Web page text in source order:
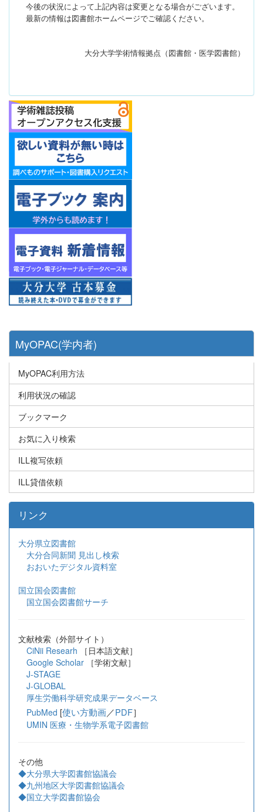
今後の状況によって上記内容は変更となる場合がございます。
最新の情報は図書館ホームページでご確認ください。
大分大学学術情報拠点（図書館・医学図書館）
MyOPAC(学内者)
MyOPAC利用方法
利用状況の確認
ブックマーク
お気に入り検索
ILL複写依頼
ILL貸借依頼
リンク
大分県立図書館
大分合同新聞 見出し検索
おおいたデジタル資料室
国立国会図書館
国立国会図書館サーチ
文献検索（外部サイト）
CiNii Researh ［日本語文献］
Google Scholar
［学術文献］
J-STAGE
J-GLOBAL
厚生労働科学研究成果データベース
PubMed [使い方動画／PDF］
UMIN 医療・生物学系電子図書館
その他
◆大分県大学図書館協議会
◆九州地区大学図書館協議会
◆国立大学図書館協会